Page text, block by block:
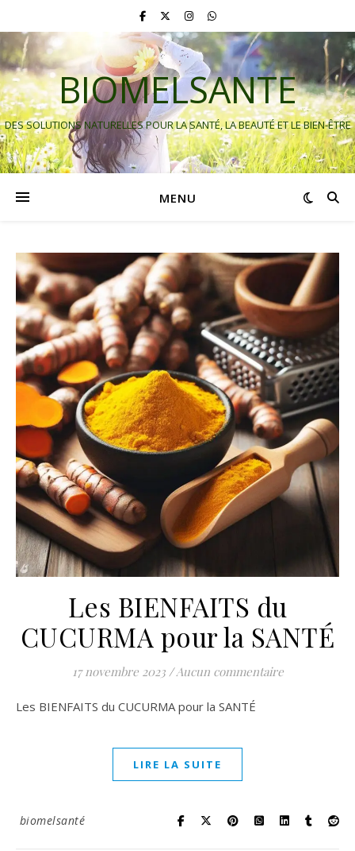
BIOMELSANTE
DES SOLUTIONS NATURELLES POUR LA SANTÉ, LA BEAUTÉ ET LE BIEN-ÊTRE
MENU
Les BIENFAITS du
CUCURMA pour la SANTÉ
17 novembre 2023 /Aucun commentaire
Les BIENFAITS du CUCURMA pour la SANTÉ
LIRE LA SUITE
biomelsanté